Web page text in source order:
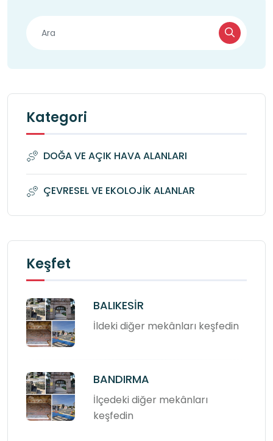
Kategori
DOĞA VE AÇIK HAVA ALANLARI
ÇEVRESEL VE EKOLOJİK ALANLAR
Keşfet
BALIKESİR
İldeki diğer mekânları keşfedin
BANDIRMA
İlçedeki diğer mekânları
keşfedin